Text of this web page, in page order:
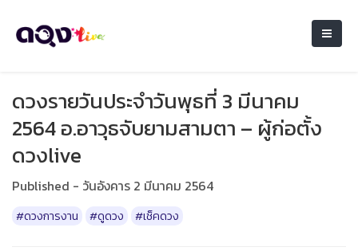
ดวงรายวันประจำวันพุธที่ 3 มีนาคม
2564 อ.อาวุธจับยามสามตา – ผู้ก่อตั้ง
ดวงlive
Published - วันอังคาร 2 มีนาคม 2564
#ดวงการงาน #ดูดวง #เช็คดวง